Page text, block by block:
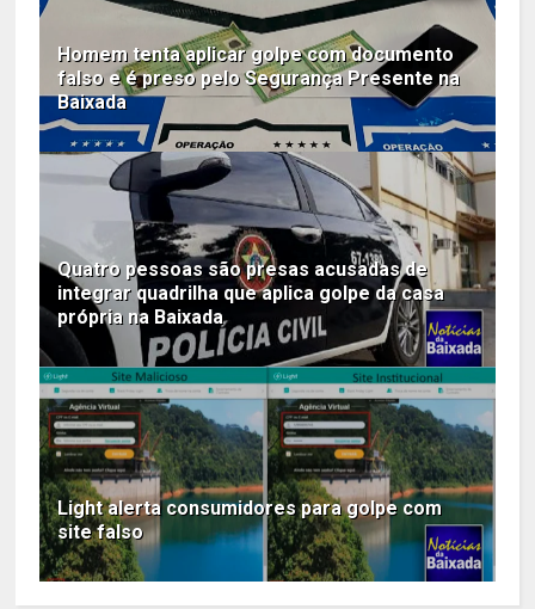
Homem tenta aplicar golpe com documento
falso e é preso pelo Segurança Presente na
Baixada
Quatro pessoas são presas acusadas de
integrar quadrilha que aplica golpe da casa
própria na Baixada
Light alerta consumidores para golpe com
site falso